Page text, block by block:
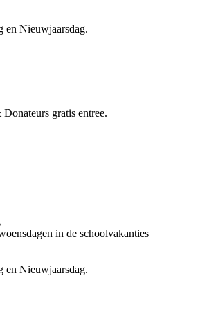
en Nieuwjaarsdag.
gratis entree.
in de schoolvakanties
en Nieuwjaarsdag.